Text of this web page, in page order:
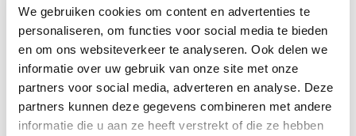
We gebruiken cookies om content en advertenties te
personaliseren, om functies voor social media te bieden
en om ons websiteverkeer te analyseren. Ook delen we
informatie over uw gebruik van onze site met onze
partners voor social media, adverteren en analyse. Deze
partners kunnen deze gegevens combineren met andere
informatie die u aan ze heeft verstrekt of die ze hebben